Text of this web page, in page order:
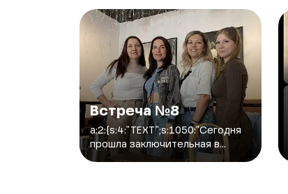
Встреча №8
a:2:{s:4:"TEXT";s:1050:"Сегодня
прошла заключительная в...